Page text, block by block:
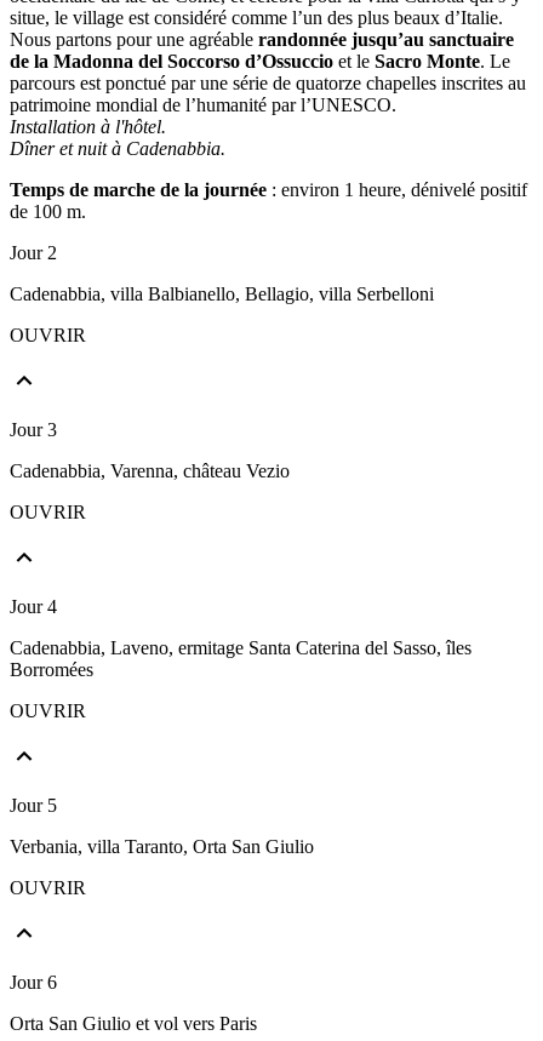
situe, le village est considéré comme l’un des plus beaux d’Italie.
Nous partons pour une agréable randonnée jusqu’au sanctuaire
de la Madonna del Soccorso d’Ossuccio et le Sacro Monte. Le
parcours est ponctué par une série de quatorze chapelles inscrites au
patrimoine mondial de l’humanité par l’UNESCO.
Installation à l'hôtel.
Dîner et nuit à Cadenabbia.
Temps de marche de la journée : environ 1 heure, dénivelé positif
de 100 m.
Jour 2
Cadenabbia, villa Balbianello, Bellagio, villa Serbelloni
OUVRIR
Jour 3
Cadenabbia, Varenna, château Vezio
OUVRIR
Jour 4
Cadenabbia, Laveno, ermitage Santa Caterina del Sasso, îles
Borromées
OUVRIR
Jour 5
Verbania, villa Taranto, Orta San Giulio
OUVRIR
Jour 6
Orta San Giulio et vol vers Paris